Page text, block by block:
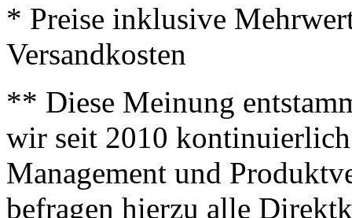
* Preise inklusive
Versandkosten
** Diese Meinung
wir seit 2010
Management und
befragen hierzu alle